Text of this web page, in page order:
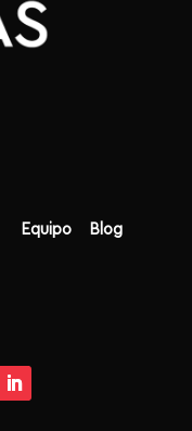
Equipo
Blog